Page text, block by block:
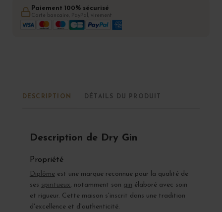
Paiement 100% sécurisé
Carte bancaire, PayPal, virement
DESCRIPTION DÉTAILS DU PRODUIT
Description de Dry Gin
Propriété
Diplôme est une marque reconnue pour la qualité de
ses spiritueux, notamment son gin élaboré avec soin
et rigueur. Cette maison s'inscrit dans une tradition
d'excellence et d'authenticité.